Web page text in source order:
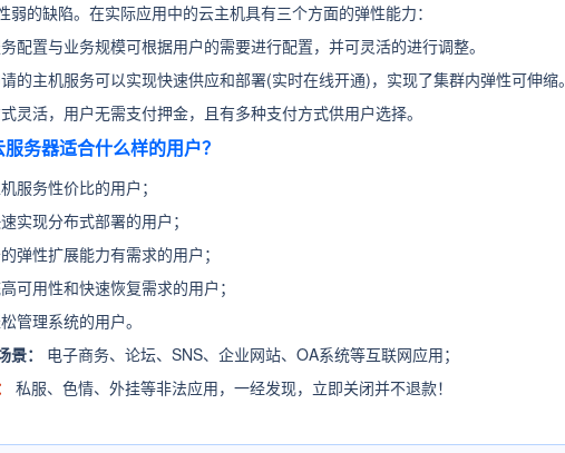
弱的缺陷。在实际应用中的云主机具有三个方面的弹性能力：
配置与业务规模可根据用户的需要进行配置，并可灵活的进行调整。
的主机服务可以实现快速供应和部署(实时在线开通)，实现了集群内弹性可伸缩。
灵活，用户无需支付押金，且有多种支付方式供用户选择。
务器适合什么样的用户？
服务性价比的用户；
实现分布式部署的用户；
弹性扩展能力有需求的用户；
可用性和快速恢复需求的用户；
管理系统的用户。
景：
电子商务、论坛、SNS、企业网站、OA系统等互联网应用；
私服、色情、外挂等非法应用，一经发现，立即关闭并不退款！